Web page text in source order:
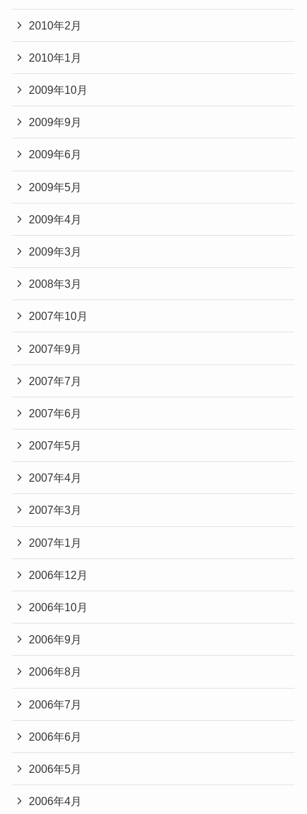
2010年2月
2010年1月
2009年10月
2009年9月
2009年6月
2009年5月
2009年4月
2009年3月
2008年3月
2007年10月
2007年9月
2007年7月
2007年6月
2007年5月
2007年4月
2007年3月
2007年1月
2006年12月
2006年10月
2006年9月
2006年8月
2006年7月
2006年6月
2006年5月
2006年4月